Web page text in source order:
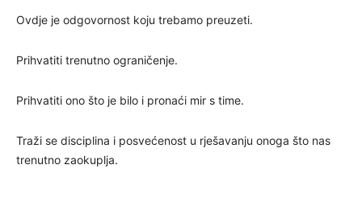
Ovdje je odgovornost koju trebamo preuzeti.
Prihvatiti trenutno ograničenje.
Prihvatiti ono što je bilo i pronaći mir s time.
Traži se disciplina i posvećenost u rješavanju onoga što nas
trenutno zaokuplja.